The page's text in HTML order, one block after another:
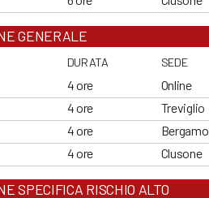
GENERALE
DURATA SEDE
4 ore Online
4 ore Treviglio
4 ore Bergamo
4 ore Clusone
SPECIFICA RISCHIO ALTO